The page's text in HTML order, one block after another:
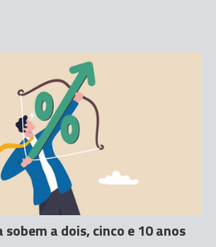
a dois, cinco e 10 anos